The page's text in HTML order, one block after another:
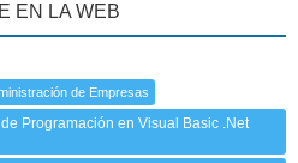
EN LA WEB
de Empresas
Programación en Visual Basic .Net